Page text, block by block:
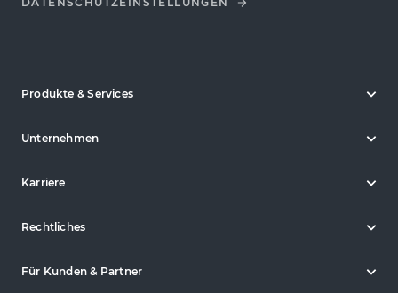
Produkte & Services
Unternehmen
Karriere
Rechtliches
Für Kunden & Partner